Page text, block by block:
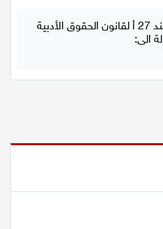
استعمال المضامين بموجب بند 27 أ لقانون الحقوق الأدبية